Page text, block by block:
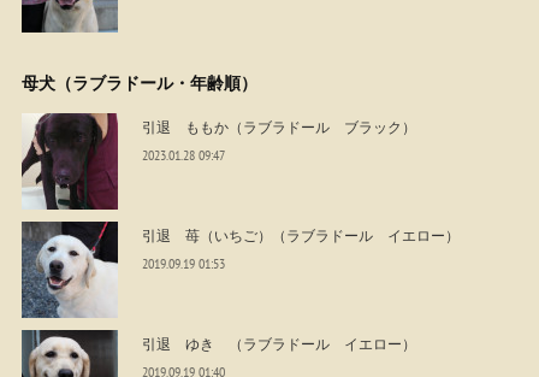
母犬（ラブラドール・年齢順）
引退 ももか（ラブラドール ブラック）
2023.01.28 09:47
引退 苺（いちご）（ラブラドール イエロー）
2019.09.19 01:53
引退 ゆき （ラブラドール イエロー）
2019.09.19 01:40